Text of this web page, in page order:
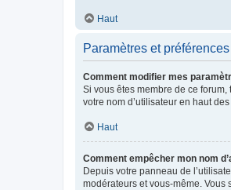
Haut
Paramètres et
Comment modifier mes
Si vous êtes membre de ce
votre nom d’utilisateur en haut
Haut
Comment empêcher mon nom
Depuis votre panneau de
modérateurs et vous-même. Vous